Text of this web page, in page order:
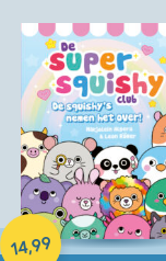
14,99
Hardcover